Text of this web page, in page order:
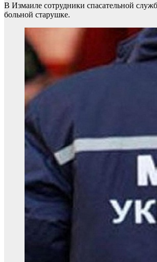
В Измаиле сотрудники спасательной
больной старушке.